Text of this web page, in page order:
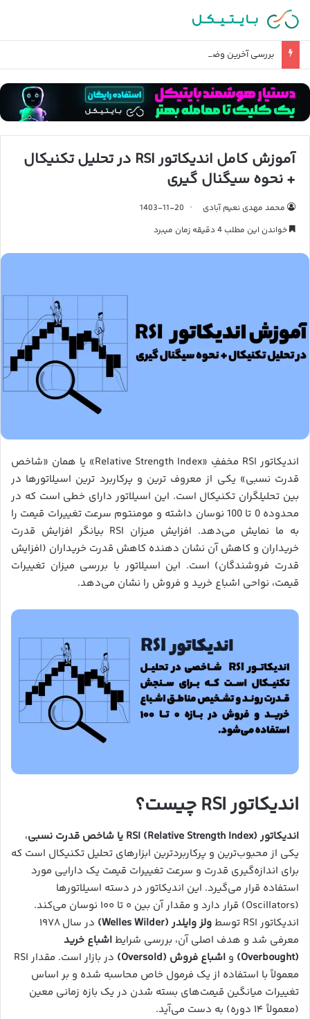
بررسی آخرین وضعیت تحریم صرافی های ایرانی
آموزش کامل اندیکاتور RSI در تحلیل تکنیکال
+ نحوه سیگنال گیری
محمد مهدی نعیم آبادی
1403-11-20
خواندن این مطلب 4 دقیقه زمان میبرد
اندیکاتور RSI مخففِ «Relative Strength Index» یا همان «شاخص
قدرت نسبی» یکی از معروف ترین و پرکاربرد ترین اسیلاتورها در
بین تحلیلگران تکنیکال است. این اسیلاتور دارای خطی است که در
محدوده 0 تا 100 نوسان داشته و مومنتوم سرعت تغییرات قیمت را
به ما نمایش می‌دهد. افزایش میزان RSI بیانگر افزایش قدرت
خریداران و کاهش آن نشان دهنده کاهش قدرت خریداران (افزایش
قدرت فروشندگان) است. این اسیلاتور با بررسی میزان تغییرات
قیمت، نواحی اشباع خرید و فروش را نشان می‌دهد.
اندیکاتور RSI چیست؟
اندیکاتور RSI (Relative Strength Index) یا شاخص قدرت نسبی
،
یکی از محبوب‌ترین و پرکاربردترین ابزارهای تحلیل تکنیکال است که
برای اندازه‌گیری قدرت و سرعت تغییرات قیمت یک دارایی مورد
استفاده قرار می‌گیرد. این اندیکاتور در دسته اسیلاتورها
(Oscillators) قرار دارد و مقدار آن بین ۰ تا ۱۰۰ نوسان می‌کند.
اندیکاتور RSI توسط
ولز وایلدر (Welles Wilder)
در سال ۱۹۷۸
معرفی شد و هدف اصلی آن، بررسی شرایطاشباع خرید
(Overbought)
و اشباع فروش (Oversold)
در بازار است. مقدار RSI
معمولاً با استفاده از یک فرمول خاص محاسبه شده و بر اساس
تغییرات میانگین قیمت‌های بسته شدن در یک بازه زمانی معین
(معمولاً ۱۴ دوره) به دست می‌آید.